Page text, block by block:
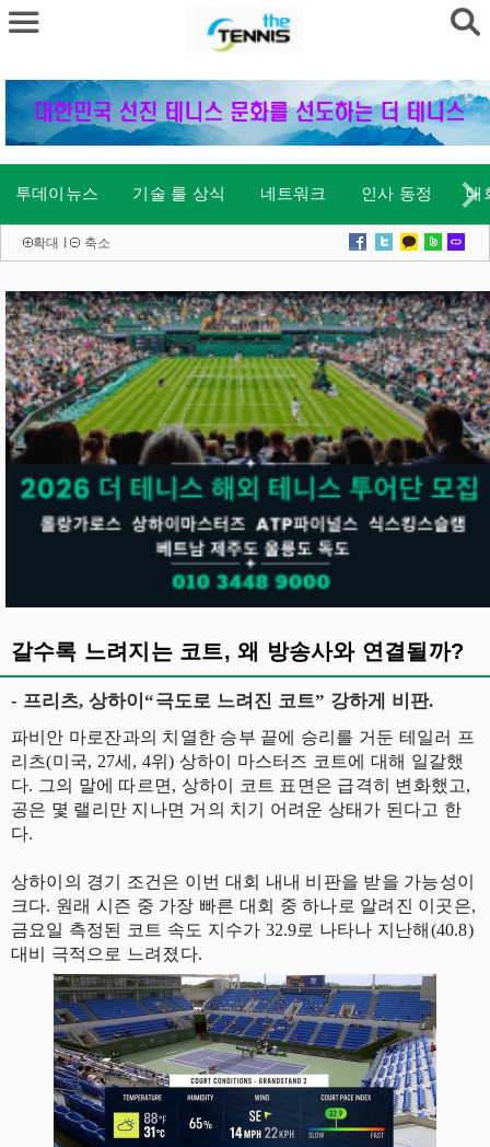
투데이뉴스 기술 룰 상식 네트워크 인사 동정 대
확대 l 축소
갈수록 느려지는 코트, 왜 방송사와 연결될까?
- 프리츠, 상하이“극도로 느려진 코트” 강하게 비판.
파비안 마로잔과의 치열한 승부 끝에 승리를 거둔 테일러 프
리츠(미국, 27세, 4위) 상하이 마스터즈 코트에 대해 일갈했
다. 그의 말에 따르면, 상하이 코트 표면은 급격히 변화했고,
공은 몇 랠리만 지나면 거의 치기 어려운 상태가 된다고 한
다.
상하이의 경기 조건은 이번 대회 내내 비판을 받을 가능성이
크다. 원래 시즌 중 가장 빠른 대회 중 하나로 알려진 이곳은,
금요일 측정된 코트 속도 지수가 32.9로 나타나 지난해(40.8)
대비 극적으로 느려졌다.